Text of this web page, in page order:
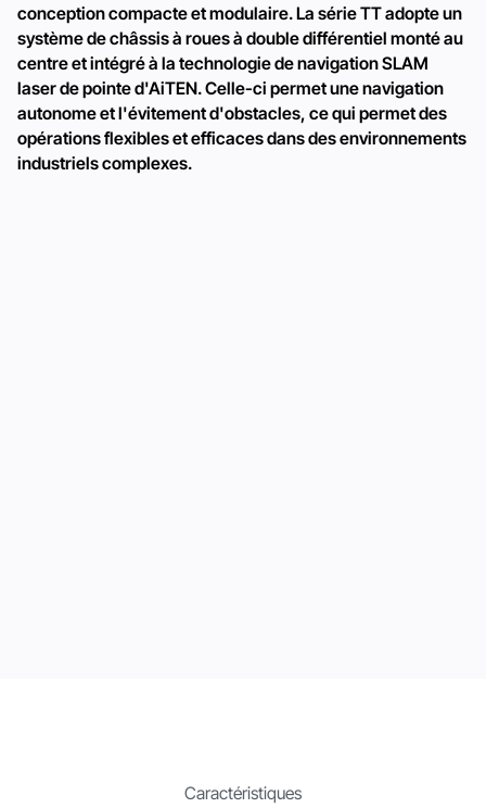
conception compacte et modulaire. La série TT adopte un
système de châssis à roues à double différentiel monté au
centre et intégré à la technologie de navigation SLAM
laser de pointe d'AiTEN. Celle-ci permet une navigation
autonome et l'évitement d'obstacles, ce qui permet des
opérations flexibles et efficaces dans des environnements
industriels complexes.
Caractéristiques